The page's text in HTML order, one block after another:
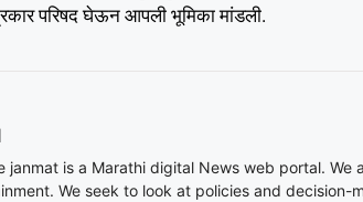
परिषद घेऊन आपली भूमिका मांडली.
janmat is a Marathi digital News web portal.
We seek to look at policies and